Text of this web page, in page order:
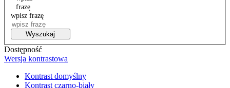
frazę
wpisz frazę
Wyszukaj
Dostępność
Wersja kontrastowa
Kontrast domyślny
Kontrast czarno-biały